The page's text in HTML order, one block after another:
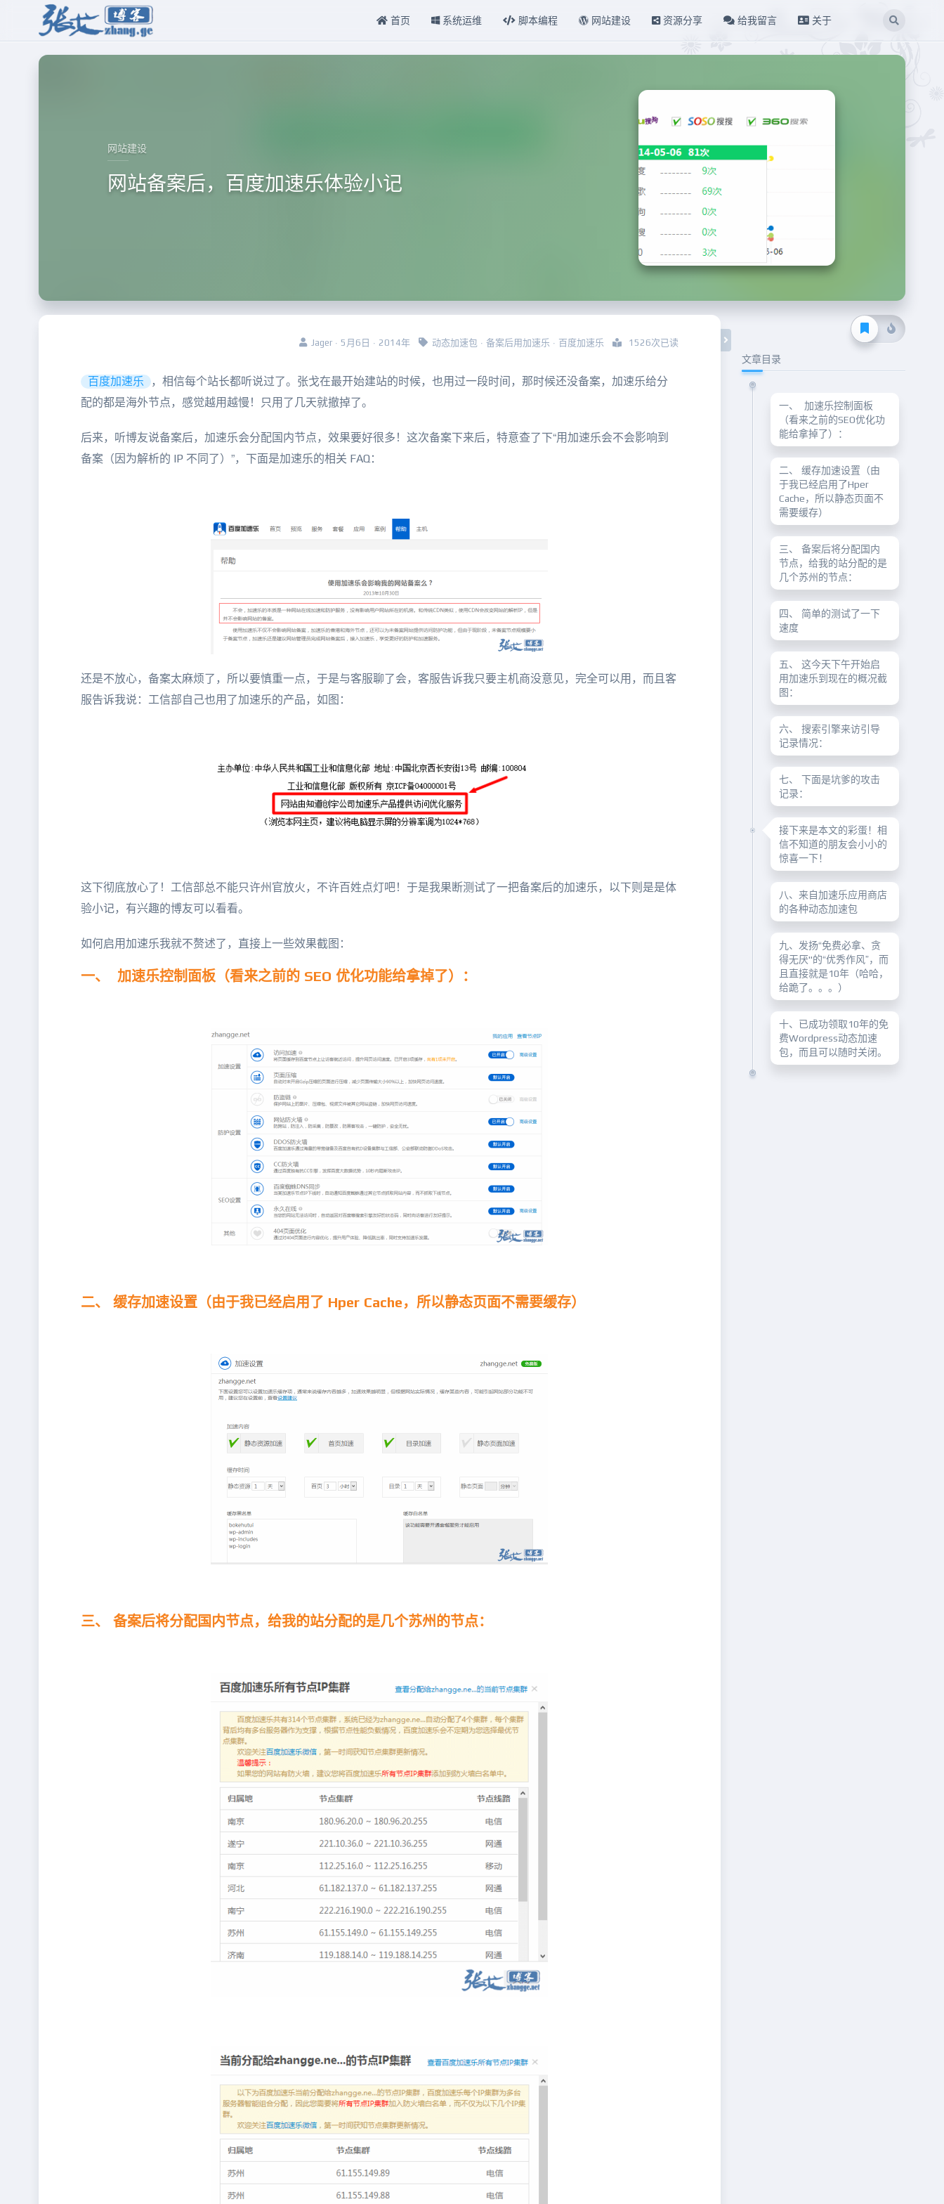
首页 系统运维 脚本编程 网站建设 资源分享 给我留言 关于
网站建设
网站备案后，百度加速乐体验小记
Jager · 5月6日 · 2014年 动态加速包 · 备案后用加速乐 · 百度加速乐 1526次已读
百度加速乐
，相信每个站长都听说过了。张戈在最开始建站的时候，也用过一段时间，那时候还没备案，加速乐给分
配的都是海外节点，感觉越用越慢！只用了几天就撤掉了。
后来，听博友说备案后，加速乐会分配国内节点，效果要好很多！这次备案下来后，特意查了下“用加速乐会不会影响到
备案（因为解析的 IP 不同了）”，下面是加速乐的相关 FAQ：
还是不放心，备案太麻烦了，所以要慎重一点，于是与客服聊了会，客服告诉我只要主机商没意见，完全可以用，而且客
服告诉我说：工信部自己也用了加速乐的产品，如图：
这下彻底放心了！工信部总不能只许州官放火，不许百姓点灯吧！于是我果断测试了一把备案后的加速乐，以下则是是体
验小记，有兴趣的博友可以看看。
如何启用加速乐我就不赘述了，直接上一些效果截图：
一、 加速乐控制面板（看来之前的 SEO 优化功能给拿掉了）：
二、 缓存加速设置（由于我已经启用了 Hper Cache，所以静态页面不需要缓存）
三、 备案后将分配国内节点，给我的站分配的是几个苏州的节点：
文章目录
一、 加速乐控制面板
（看来之前的SEO优化功
能给拿掉了）：
二、 缓存加速设置（由
于我已经启用了Hper
Cache，所以静态页面不
需要缓存）
三、 备案后将分配国内
节点，给我的站分配的是
几个苏州的节点：
四、 简单的测试了一下
速度
五、 这今天下午开始启
用加速乐到现在的概况截
图：
六、 搜索引擎来访引导
记录情况：
七、 下面是坑爹的攻击
记录：
接下来是本文的彩蛋！相
信不知道的朋友会小小的
惊喜一下！
八、来自加速乐应用商店
的各种动态加速包
九、发扬“免费必拿、贪
得无厌"的“优秀作风”，而
且直接就是10年（哈哈，
给跪了。。。）
十、已成功领取10年的免
费Wordpress动态加速
包，而且可以随时关闭。